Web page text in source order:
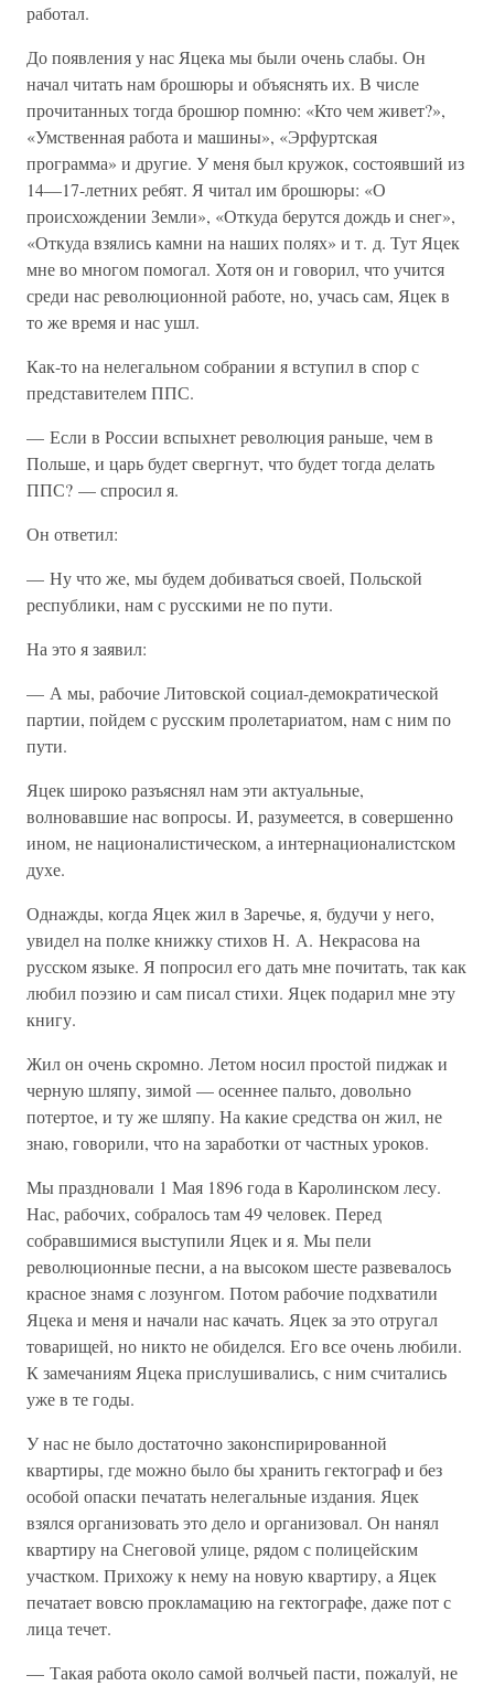
работал.
До появления у нас Яцека мы были очень слабы. Он
начал читать нам брошюры и объяснять их. В числе
прочитанных тогда брошюр помню: «Кто чем живет?»,
«Умственная работа и машины», «Эрфуртская
программа» и другие. У меня был кружок, состоявший из
14—17-летних ребят. Я читал им брошюры: «О
происхождении Земли», «Откуда берутся дождь и снег»,
«Откуда взялись камни на наших полях» и т. д. Тут Яцек
мне во многом помогал. Хотя он и говорил, что учится
среди нас революционной работе, но, учась сам, Яцек в
то же время и нас ушл.
Как-то на нелегальном собрании я вступил в спор с
представителем ППС.
— Если в России вспыхнет революция раньше, чем в
Польше, и царь будет свергнут, что будет тогда делать
ППС? — спросил я.
Он ответил:
— Ну что же, мы будем добиваться своей, Польской
республики, нам с русскими не по пути.
На это я заявил:
— А мы, рабочие Литовской социал-демократической
партии, пойдем с русским пролетариатом, нам с ним по
пути.
Яцек широко разъяснял нам эти актуальные,
волновавшие нас вопросы. И, разумеется, в совершенно
ином, не националистическом, а интернационалистском
духе.
Однажды, когда Яцек жил в Заречье, я, будучи у него,
увидел на полке книжку стихов Н. А. Некрасова на
русском языке. Я попросил его дать мне почитать, так как
любил поэзию и сам писал стихи. Яцек подарил мне эту
книгу.
Жил он очень скромно. Летом носил простой пиджак и
черную шляпу, зимой — осеннее пальто, довольно
потертое, и ту же шляпу. На какие средства он жил, не
знаю, говорили, что на заработки от частных уроков.
Мы праздновали 1 Мая 1896 года в Каролинском лесу.
Нас, рабочих, собралось там 49 человек. Перед
собравшимися выступили Яцек и я. Мы пели
революционные песни, а на высоком шесте развевалось
красное знамя с лозунгом. Потом рабочие подхватили
Яцека и меня и начали нас качать. Яцек за это отругал
товарищей, но никто не обиделся. Его все очень любили.
К замечаниям Яцека прислушивались, с ним считались
уже в те годы.
У нас не было достаточно законспирированной
квартиры, где можно было бы хранить гектограф и без
особой опаски печатать нелегальные издания. Яцек
взялся организовать это дело и организовал. Он нанял
квартиру на Снеговой улице, рядом с полицейским
участком. Прихожу к нему на новую квартиру, а Яцек
печатает вовсю прокламацию на гектографе, даже пот с
лица течет.
— Такая работа около самой волчьей пасти, пожалуй, не